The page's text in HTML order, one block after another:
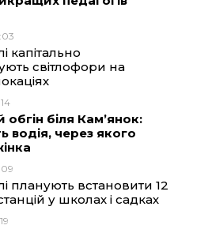
капітально
світлофори на
біля Кам’янок:
водія, через якого
планують встановити 12
у школах і садках